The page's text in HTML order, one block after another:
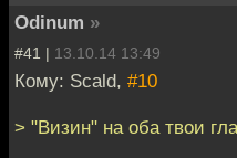
Odinum »
#41 | 13.10.14 13:49
Кому: Scald, #10
> "Визин" на оба твои